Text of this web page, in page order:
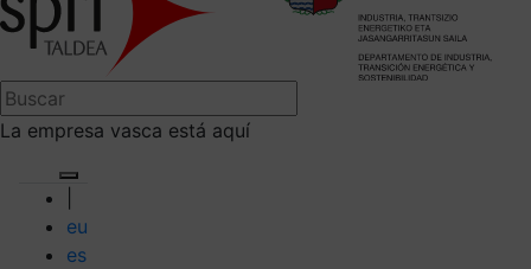
La empresa vasca está aquí
eu
es